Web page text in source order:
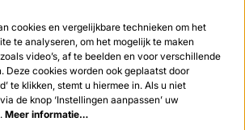
je aan voor de nieuwsbrief
Aanmelden
cookies en vergelijkbare technieken om het
te analyseren, om het mogelijk te maken
video’s, af te beelden en voor verschillende
Deze cookies worden ook geplaatst door
te klikken, stemt u hiermee in. Als u niet
de knop ‘Instellingen aanpassen’ uw
Meer informatie…